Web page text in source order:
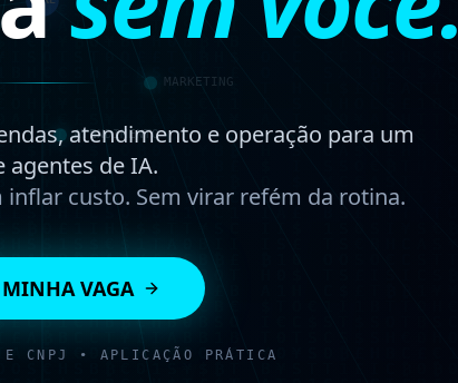
atendimento e operação para um
agentes de IA.
custo. Sem virar refém da rotina.
VAGA
CNPJ • APLICAÇÃO PRÁTICA